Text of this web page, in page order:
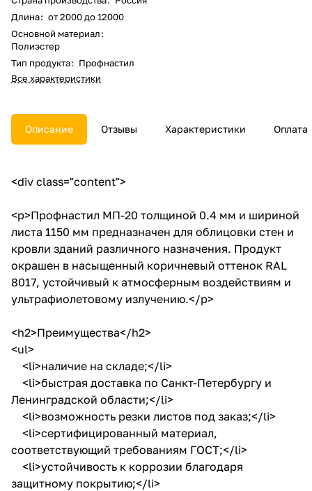
Длина: от 2000 до 12000
Основной материал:
Полиэстер
Тип продукта: Профнастил
Все характеристики
Описание Отзывы Характеристики Оплата
<div class="content">
<p>Профнастил МП-20 толщиной 0.4 мм и шириной
листа 1150 мм предназначен для облицовки стен и
кровли зданий различного назначения. Продукт
окрашен в насыщенный коричневый оттенок RAL
8017, устойчивый к атмосферным воздействиям и
ультрафиолетовому излучению.</p>
<h2>Преимущества</h2>
<ul>
<li>наличие на складе;</li>
<li>быстрая доставка по Санкт-Петербургу и
Ленинградской области;</li>
<li>возможность резки листов под заказ;</li>
<li>сертифицированный материал,
соответствующий требованиям ГОСТ;</li>
<li>устойчивость к коррозии благодаря
защитному покрытию;</li>